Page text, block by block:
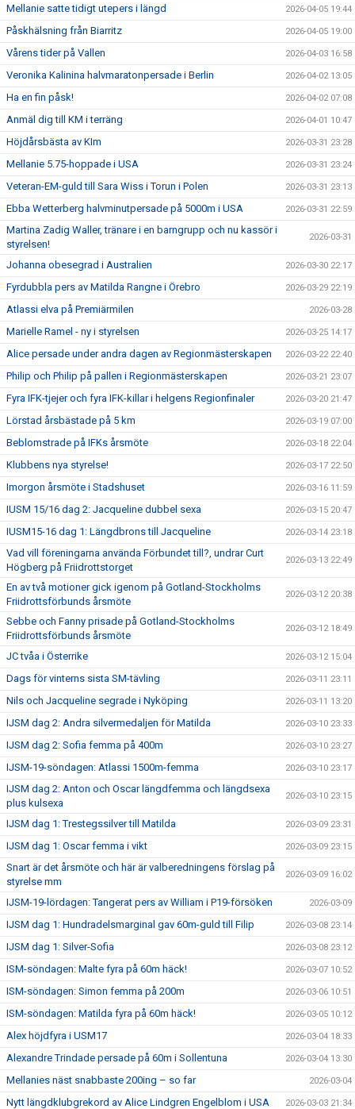
Mellanie satte tidigt utepers i längd 2026-04-05 19:44
Påskhälsning från Biarritz 2026-04-05 19:00
Vårens tider på Vallen 2026-04-03 16:58
Veronika Kalinina halvmaratonpersade i Berlin 2026-04-02 13:05
Ha en fin påsk! 2026-04-02 07:08
Anmäl dig till KM i terräng 2026-04-01 10:47
Höjdårsbästa av KIm 2026-03-31 23:28
Mellanie 5.75-hoppade i USA 2026-03-31 23:24
Veteran-EM-guld till Sara Wiss i Torun i Polen 2026-03-31 23:13
Ebba Wetterberg halvminutpersade på 5000m i USA 2026-03-31 22:59
Martina Zadig Waller, tränare i en barngrupp och nu kassör i
styrelsen!
2026-03-31
Johanna obesegrad i Australien 2026-03-30 22:17
Fyrdubbla pers av Matilda Rangne i Örebro 2026-03-29 22:19
Atlassi elva på Premiärmilen 2026-03-28
Marielle Ramel - ny i styrelsen 2026-03-25 14:17
Alice persade under andra dagen av Regionmästerskapen 2026-03-22 22:40
Philip och Philip på pallen i Regionmästerskapen 2026-03-21 23:07
Fyra IFK-tjejer och fyra IFK-killar i helgens Regionfinaler 2026-03-20 21:47
Lörstad årsbästade på 5 km 2026-03-19 07:00
Beblomstrade på IFKs årsmöte 2026-03-18 22:04
Klubbens nya styrelse! 2026-03-17 22:50
Imorgon årsmöte i Stadshuset 2026-03-16 11:59
IUSM 15/16 dag 2: Jacqueline dubbel sexa 2026-03-15 20:47
IUSM15-16 dag 1: Längdbrons till Jacqueline 2026-03-14 23:18
Vad vill föreningarna använda Förbundet till?, undrar Curt
Högberg på Friidrottstorget
2026-03-13 22:49
En av två motioner gick igenom på Gotland-Stockholms
Friidrottsförbunds årsmöte
2026-03-12 20:38
Sebbe och Fanny prisade på Gotland-Stockholms
Friidrottsförbunds årsmöte
2026-03-12 18:49
JC tvåa i Österrike 2026-03-12 15:04
Dags för vinterns sista SM-tävling 2026-03-11 23:11
Nils och Jacqueline segrade i Nyköping 2026-03-11 13:20
IJSM dag 2: Andra silvermedaljen för Matilda 2026-03-10 23:33
IJSM dag 2: Sofia femma på 400m 2026-03-10 23:27
IJSM-19-söndagen: Atlassi 1500m-femma 2026-03-10 23:17
IJSM dag 2: Anton och Oscar längdfemma och längdsexa
plus kulsexa
2026-03-10 23:15
IJSM dag 1: Trestegssilver till Matilda 2026-03-09 23:31
IJSM dag 1: Oscar femma i vikt 2026-03-09 23:15
Snart är det årsmöte och här är valberedningens förslag på
styrelse mm
2026-03-09 16:02
IJSM-19-lördagen: Tangerat pers av William i P19-försöken 2026-03-09
IJSM dag 1: Hundradelsmarginal gav 60m-guld till Filip 2026-03-08 23:14
IJSM dag 1: Silver-Sofia 2026-03-08 23:12
ISM-söndagen: Malte fyra på 60m häck! 2026-03-07 10:52
ISM-söndagen: Simon femma på 200m 2026-03-06 10:51
ISM-söndagen: Matilda fyra på 60m häck! 2026-03-05 10:12
Alex höjdfyra i USM17 2026-03-04 18:33
Alexandre Trindade persade på 60m i Sollentuna 2026-03-04 13:30
Mellanies näst snabbaste 200ing – so far 2026-03-04
Nytt längdklubgrekord av Alice Lindgren Engelblom i USA 2026-03-03 21:34